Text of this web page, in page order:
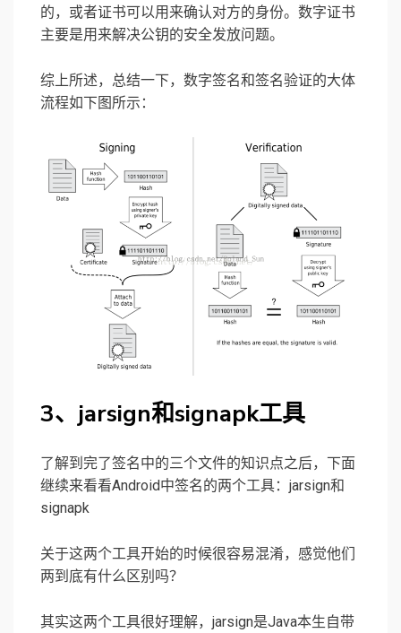
的，或者证书可以用来确认对方的身份。数字证书
主要是用来解决公钥的安全发放问题。
综上所述，总结一下，数字签名和签名验证的大体
流程如下图所示：
3、jarsign和signapk工具
了解到完了签名中的三个文件的知识点之后，下面
继续来看看Android中签名的两个工具：jarsign和
signapk
关于这两个工具开始的时候很容易混淆，感觉他们
两到底有什么区别吗？
其实这两个工具很好理解，jarsign是Java本生自带